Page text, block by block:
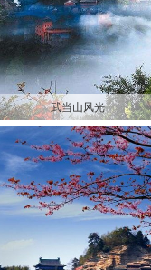
武当山风光